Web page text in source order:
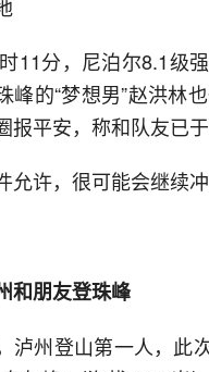
11分，尼泊尔8.1级
峰的“梦想男”赵洪林
报平安，称和队友已
允许，很可能会继续
和朋友登珠峰
泸州登山第一人，此